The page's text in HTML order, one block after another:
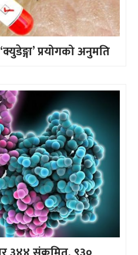
प्रयोगको अनुमति